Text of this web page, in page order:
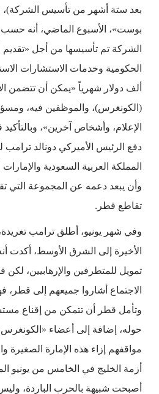
بعد ستة أشهر من تأسيس
بوست»، الأسبوع الماضي، أنه حسب
الشركة تم تأسيسها من أجل «تقديم
ألف دولار شهرياً «يمكن أن تتضمن
(الكونغرس)، والموظفين فيه،
الإعلام، وأشخاص آخرين»،
دفع الرئيس الأميركي دونالد ترامب
المملكة العربية السعودية والإمارات
وأن يبعد دعمه عن المجموعة التي
تقاطع قطر.
وفي شهر يونيو، أطلق ترامب
الأخيرة إلى الشرق الأوسط، أكدت
تمويل للمتطرفين والإرهابيين، لكن
الاجتماع أشاروا جميعهم إلى قطر،
وتأمل قطر أن تتمكن من إقناع
حوله، إضافة إلى أعضاء
مواقفهم إزاء هذه الإمارة الصغيرة
أزمة الخليج في الخامس من يونيو
أصبحت شبيهة بالحرب الباردة،